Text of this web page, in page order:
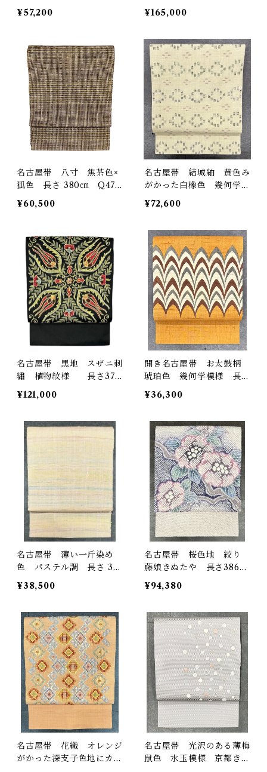
土色×金糸 長さ 378㎝
Q5292
¥57,200
織 長さ 365.5㎝ Q502
4
¥165,000
名古屋帯 八寸 焦茶色×
狐色 長さ 380㎝ Q476
7
¥60,500
名古屋帯 結城紬 黄色み
がかった白橡色 幾何学模
様 未使用品 長さ 365
㎝ Q4822
¥72,600
名古屋帯 黒地 スザニ刺
繡 植物紋様 長さ373
㎝ Q3177
¥121,000
開き名古屋帯 お太鼓柄
琥珀色 幾何学模様 長さ
370cm Q4503
¥36,300
名古屋帯 薄い一斤染め
色 パステル調 長さ 36
7.5㎝ Q3999
¥38,500
名古屋帯 桜色地 絞り
藤娘きぬたや 長さ386c
m Q2240
¥94,380
名古屋帯 花織 オレンジ
がかった深支子色地にカラ
名古屋帯 光沢のある薄梅
鼠色 水玉模様 京都きも